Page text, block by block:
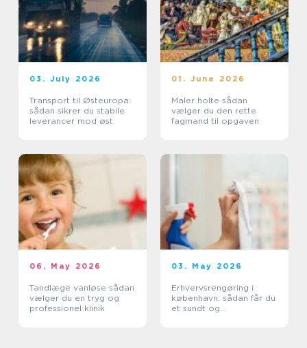
03. July 2026
Transport til Østeuropa:
sådan sikrer du stabile
leverancer mod øst
01. June 2026
Maler holte sådan
vælger du den rette
fagmand til opgaven
06. May 2026
Tandlæge vanløse sådan
vælger du en tryg og
professionel klinik
03. May 2026
Erhvervsrengøring i
københavn: sådan får du
et sundt og